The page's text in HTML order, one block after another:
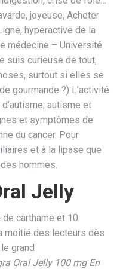
joyeuse, Acheter
hyperactive de la
médecine – Université
suis curieuse de tout,
surtout si elles se
gourmande ?) L’activité
autisme et
et symptômes de
du cancer. Pour
et à la lipase que
hommes.
Jelly
carthame et 10.
moitié des lecteurs dès
grand
Oral Jelly 100 mg En